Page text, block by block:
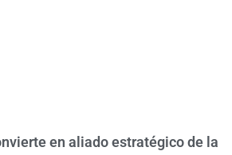
en aliado estratégico de la